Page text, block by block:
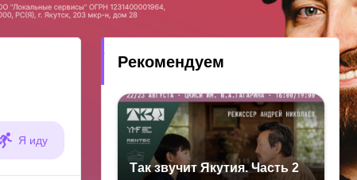
Я иду
Рекомендуем
Так звучит Якутия. Часть 2